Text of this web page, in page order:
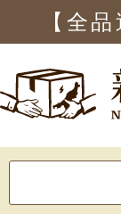
【全
索: